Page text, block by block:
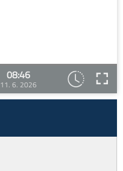
08:46
11. 6. 2026